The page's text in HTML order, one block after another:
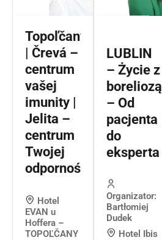
Topoľčany
| Črevá –
centrum
vašej
imunity |
Jelita –
centrum
Twojej
odporności
Hotel
EVAN u
Hoffera –
TOPOĽČANY
LUBLIN
– Życie z
boreliozą
– Od
pacjenta
do
eksperta
Organizator:
Bartłomiej
Dudek
Hotel Ibis